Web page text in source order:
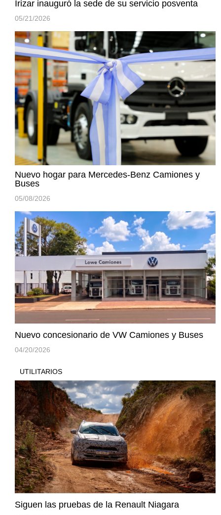
Irizar inauguró la sede de su servicio posventa
05/21/2026
Nuevo hogar para Mercedes-Benz Camiones y
Buses
05/08/2026
Nuevo concesionario de VW Camiones y Buses
04/20/2026
UTILITARIOS
Siguen las pruebas de la Renault Niagara